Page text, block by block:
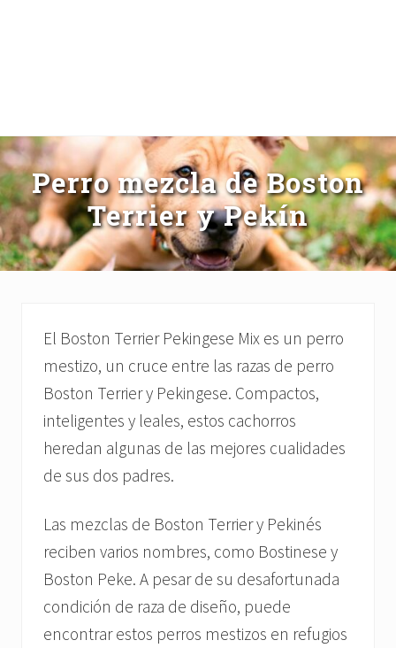
Perro mezcla de Boston
Terrier y Pekín
El Boston Terrier Pekingese Mix es un perro
mestizo, un cruce entre las razas de perro
Boston Terrier y Pekingese. Compactos,
inteligentes y leales, estos cachorros
heredan algunas de las mejores cualidades
de sus dos padres.
Las mezclas de Boston Terrier y Pekinés
reciben varios nombres, como Bostinese y
Boston Peke. A pesar de su desafortunada
condición de raza de diseño, puede
encontrar estos perros mestizos en refugios